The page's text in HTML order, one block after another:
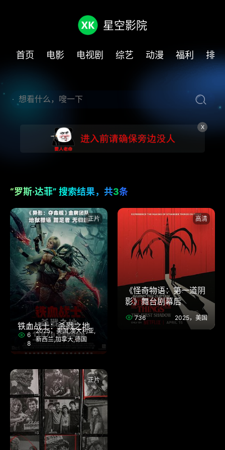
星空影院
首页 电影 电视剧 综艺 动漫 福利 排
X
“罗斯·达菲” 搜索结果，共3条
正片
铁血战士：杀戮之地
7
6
8
2025，美国,澳大利亚,
新西兰,加拿大,德国
高清
《怪奇物语：第一道阴
影》舞台剧幕后
736 2025，美国
正片